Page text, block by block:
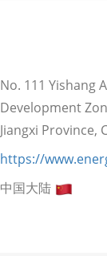
No. 111 Yishang
Development
Jiangxi Province,
https://
中国大陆